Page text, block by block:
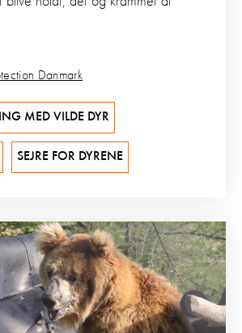
Danmark
MED VILDE DYR
SEJRE FOR DYRENE